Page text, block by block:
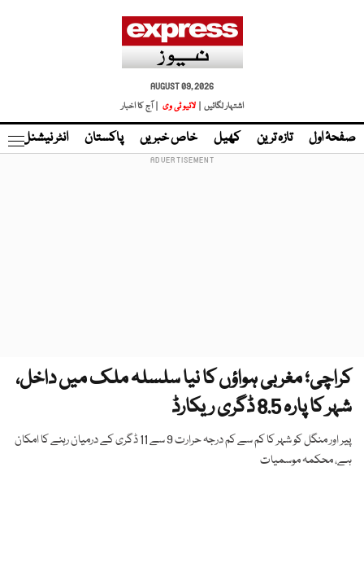
AUGUST 09, 2026
اشتہار لگائیں |
لائیو ٹی وی | آج کا اخبار
صفحۂ اول تازہ ترین کھیل خاص خبریں پاکستان انٹر نیشنل
کراچی؛ مغربی ہواؤں کا نیا سلسلہ ملک میں داخل،
شہر کا پارہ 8.5 ڈگری ریکارڈ
پیر اور منگل کو شہر کا کم سے کم درجہ حرارت 9 سے 11 ڈگری کے درمیان رہنے کا امکان
ہے، محکمہ موسمیات